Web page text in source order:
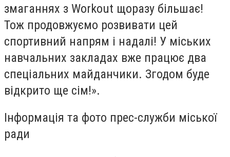
змаганнях з Workout щоразу більшає!
Тож продовжуємо розвивати цей
спортивний напрям і надалі! У міських
навчальних закладах вже працює два
спеціальних майданчики. Згодом буде
відкрито ще сім!».
Інформація та фото прес-служби міської
ради